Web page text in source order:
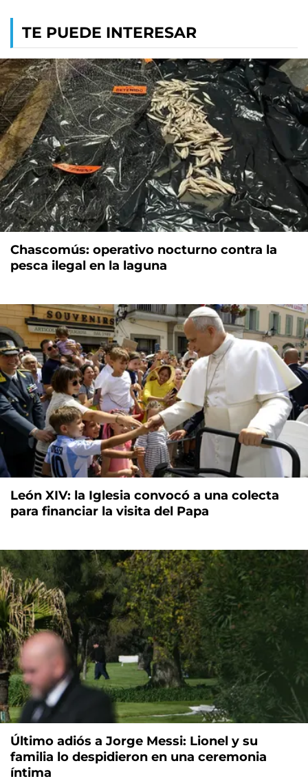
TE PUEDE INTERESAR
Chascomús: operativo nocturno contra la
pesca ilegal en la laguna
León XIV: la Iglesia convocó a una colecta
para financiar la visita del Papa
Último adiós a Jorge Messi: Lionel y su
familia lo despidieron en una ceremonia
íntima